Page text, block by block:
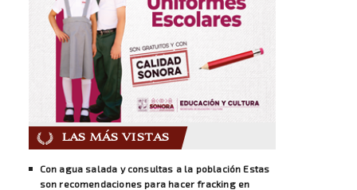
LAS MÁS VISTAS
Con agua salada y consultas a la población Estas
son recomendaciones para hacer fracking en